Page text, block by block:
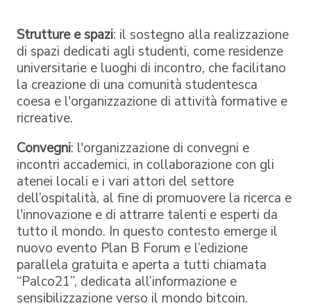
Strutture e spazi: il sostegno alla realizzazione
di spazi dedicati agli studenti, come residenze
universitarie e luoghi di incontro, che facilitano
la creazione di una comunità studentesca
coesa e l'organizzazione di attività formative e
ricreative.
Convegni: l'organizzazione di convegni e
incontri accademici, in collaborazione con gli
atenei locali e i vari attori del settore
dell’ospitalità, al fine di promuovere la ricerca e
l'innovazione e di attrarre talenti e esperti da
tutto il mondo. In questo contesto emerge il
nuovo evento Plan B Forum e l’edizione
parallela gratuita e aperta a tutti chiamata
“Palco21”, dedicata all’informazione e
sensibilizzazione verso il mondo bitcoin.